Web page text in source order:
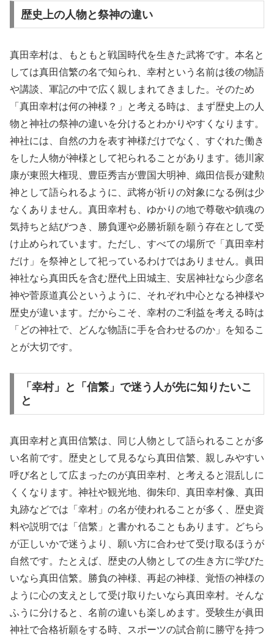
歴史上の人物と祭神の違い
真田幸村は、もともと戦国時代を生きた武将です。本名と
しては真田信繁の名で知られ、幸村という名前は後の物語
や講談、軍記の中で広く親しまれてきました。そのため
「真田幸村は何の神様？」と考える時は、まず歴史上の人
物と神社の祭神の違いを分けるとわかりやすくなります。
神社には、自然の力を表す神様だけでなく、すぐれた働き
をした人物が神様として祀られることがあります。徳川家
康が東照大権現、豊臣秀吉が豊国大明神、織田信長が建勲
神として語られるように、武将が祈りの対象になる例は少
なくありません。真田幸村も、ゆかりの地で尊敬や鎮魂の
気持ちと結びつき、勝負運や必勝祈願を願う存在として受
け止められています。ただし、すべての場所で「真田幸村
だけ」を祭神として祀っているわけではありません。眞田
神社なら真田氏を含む歴代上田城主、安居神社なら少彦名
神や菅原道真公というように、それぞれ中心となる神様や
歴史が違います。だからこそ、幸村のご利益を考える時は
「どの神社で、どんな物語に手を合わせるのか」を知るこ
とが大切です。
「幸村」と「信繁」で迷う人が先に知りたいこ
と
真田幸村と真田信繁は、同じ人物として語られることが多
い名前です。歴史として見るなら真田信繁、親しみやすい
呼び名として広まったのが真田幸村、と考えると混乱しに
くくなります。神社や観光地、御朱印、真田幸村像、真田
丸跡などでは「幸村」の名が使われることが多く、歴史資
料や説明では「信繁」と書かれることもあります。どちら
が正しいかで迷うより、願い方に合わせて受け取るほうが
自然です。たとえば、歴史の人物としての生き方に学びた
いなら真田信繁。勝負の神様、再起の神様、覚悟の神様の
ように心の支えとして受け取りたいなら真田幸村。そんな
ふうに分けると、名前の違いも楽しめます。受験生が眞田
神社で合格祈願をする時、スポーツの試合前に勝守を持つ